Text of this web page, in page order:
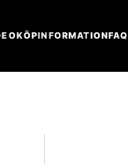
KÖPINFORMATIONFAQ